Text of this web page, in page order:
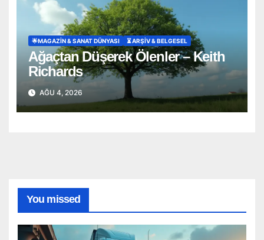
🌟MAGAZIN & SANAT DÜNYASI ⏳ ARŞİV & BELGESEL
Ağaçtan Düşerek Ölenler – Keith
Richards
AĞU 4, 2026
You missed